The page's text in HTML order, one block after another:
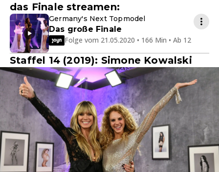
das Finale streamen:
Germany's Next Topmodel
Das große Finale
Folge vom 21.05.2020 • 166 Min • Ab 12
Staffel 14 (2019): Simone Kowalski